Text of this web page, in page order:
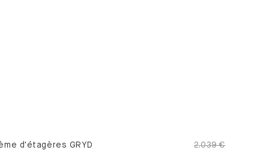
d'étagères GRYD 2.039 €